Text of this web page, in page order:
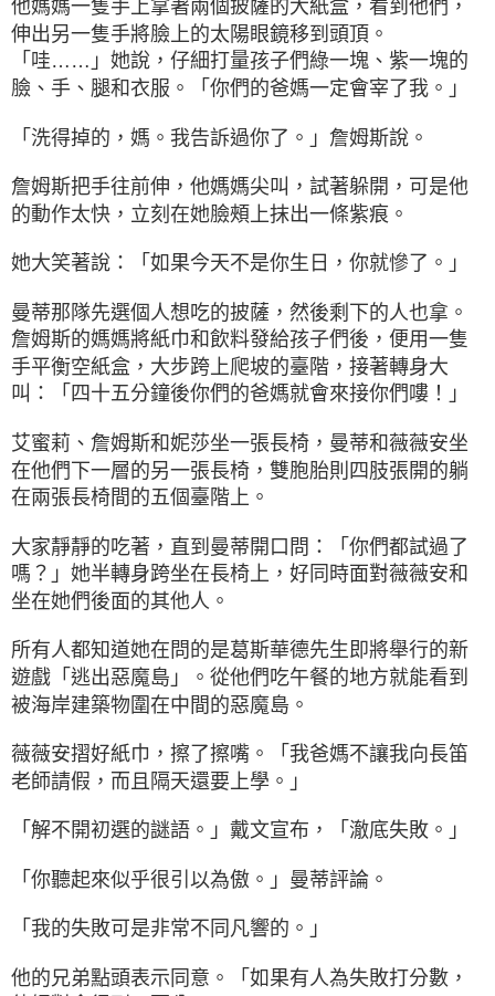
他媽媽一隻手上拿著兩個披薩的大紙盒，看到他們，
伸出另一隻手將臉上的太陽眼鏡移到頭頂。
「哇……」她說，仔細打量孩子們綠一塊、紫一塊的
臉、手、腿和衣服。「你們的爸媽一定會宰了我。」
「洗得掉的，媽。我告訴過你了。」詹姆斯說。
詹姆斯把手往前伸，他媽媽尖叫，試著躲開，可是他
的動作太快，立刻在她臉頰上抹出一條紫痕。
她大笑著說：「如果今天不是你生日，你就慘了。」
曼蒂那隊先選個人想吃的披薩，然後剩下的人也拿。
詹姆斯的媽媽將紙巾和飲料發給孩子們後，便用一隻
手平衡空紙盒，大步跨上爬坡的臺階，接著轉身大
叫：「四十五分鐘後你們的爸媽就會來接你們嘍！」
艾蜜莉、詹姆斯和妮莎坐一張長椅，曼蒂和薇薇安坐
在他們下一層的另一張長椅，雙胞胎則四肢張開的躺
在兩張長椅間的五個臺階上。
大家靜靜的吃著，直到曼蒂開口問：「你們都試過了
嗎？」她半轉身跨坐在長椅上，好同時面對薇薇安和
坐在她們後面的其他人。
所有人都知道她在問的是葛斯華德先生即將舉行的新
遊戲「逃出惡魔島」。從他們吃午餐的地方就能看到
被海岸建築物圍在中間的惡魔島。
薇薇安摺好紙巾，擦了擦嘴。「我爸媽不讓我向長笛
老師請假，而且隔天還要上學。」
「解不開初選的謎語。」戴文宣布，「澈底失敗。」
「你聽起來似乎很引以為傲。」曼蒂評論。
「我的失敗可是非常不同凡響的。」
他的兄弟點頭表示同意。「如果有人為失敗打分數，